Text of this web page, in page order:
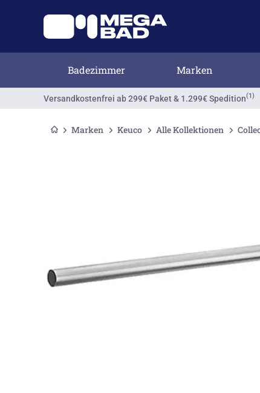
Badezimmer Marken
Versandkostenfrei ab 299€ Paket & 1.299€ Spedition(1)
Marken Keuco Alle Kollektionen